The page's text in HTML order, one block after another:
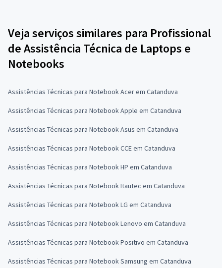
Veja serviços similares para Profissional
de Assistência Técnica de Laptops e
Notebooks
Assistências Técnicas para Notebook Acer em Catanduva
Assistências Técnicas para Notebook Apple em Catanduva
Assistências Técnicas para Notebook Asus em Catanduva
Assistências Técnicas para Notebook CCE em Catanduva
Assistências Técnicas para Notebook HP em Catanduva
Assistências Técnicas para Notebook Itautec em Catanduva
Assistências Técnicas para Notebook LG em Catanduva
Assistências Técnicas para Notebook Lenovo em Catanduva
Assistências Técnicas para Notebook Positivo em Catanduva
Assistências Técnicas para Notebook Samsung em Catanduva